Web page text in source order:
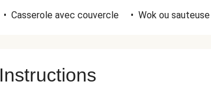
• Casserole avec couvercle • Wok ou sauteuse
Instructions